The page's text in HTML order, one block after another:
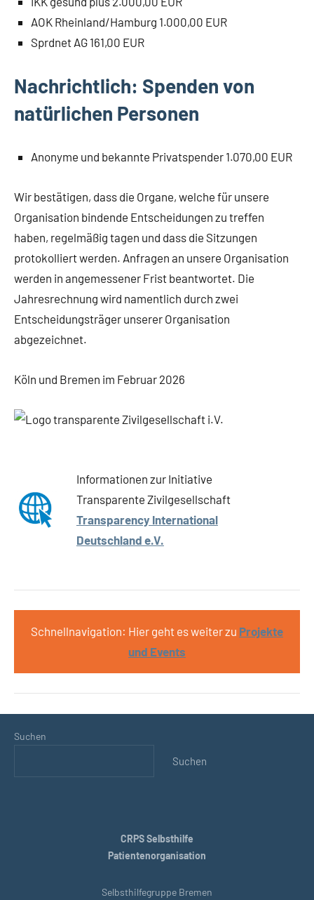
AOK Rheinland/Hamburg 1.000,00 EUR
Sprdnet AG 161,00 EUR
Nachrichtlich: Spenden von
natürlichen Personen
Anonyme und bekannte Privatspender 1.070,00 EUR
Wir bestätigen, dass die Organe, welche für unsere
Organisation bindende Entscheidungen zu treffen
haben, regelmäßig tagen und dass die Sitzungen
protokolliert werden. Anfragen an unsere Organisation
werden in angemessener Frist beantwortet. Die
Jahresrechnung wird namentlich durch zwei
Entscheidungsträger unserer Organisation
abgezeichnet.
Köln und Bremen im Februar 2026
Informationen zur Initiative
Transparente Zivilgesellschaft
Transparency International
Deutschland e.V.
Schnellnavigation: Hier geht es weiter zu Projekte
und Events
Suchen
Suchen
CRPS Selbsthilfe
Patientenorganisation
Selbsthilfegruppe Bremen